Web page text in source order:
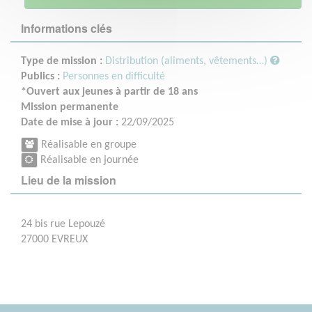
Informations clés
Type de mission : Distribution (aliments, vêtements…)
Publics : Personnes en difficulté
*Ouvert aux jeunes à partir de 18 ans
Mission permanente
Date de mise à jour : 22/09/2025
Réalisable en groupe
Réalisable en journée
Lieu de la mission
24 bis rue Lepouzé
27000 EVREUX